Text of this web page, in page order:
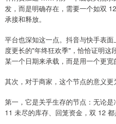
发，而是明确存在，需要一个如双
承接和释放。
平台也深知这一点。抖音与快手表
度更长的"年终狂欢季"，恰恰证明这
某一个日期来承载，而是用一个更宽
其次，对于商家，这个节点的意义
第一，它是关乎生存的节点：无论
11 未尽的库存、回笼资金，双 12 都